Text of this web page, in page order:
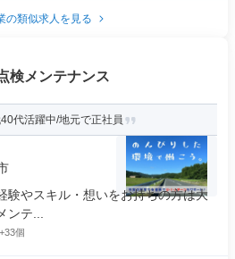
の類似求人を見る
検メンテナンス
代活躍中/地元で正社員
験やスキル・想いをお持ちの方は大
テ...
+33個